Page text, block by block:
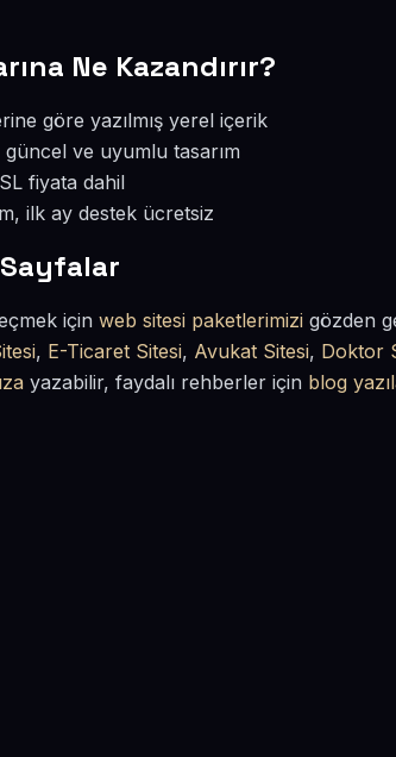
Ne Kazandırır?
göre yazılmış yerel içerik
güncel ve uyumlu tasarım
fiyata dahil
ilk ay destek ücretsiz
için web sitesi paketlerimizi gözden
, E-Ticaret Sitesi, Avukat Sitesi, Doktor
yazabilir, faydalı rehberler için blog